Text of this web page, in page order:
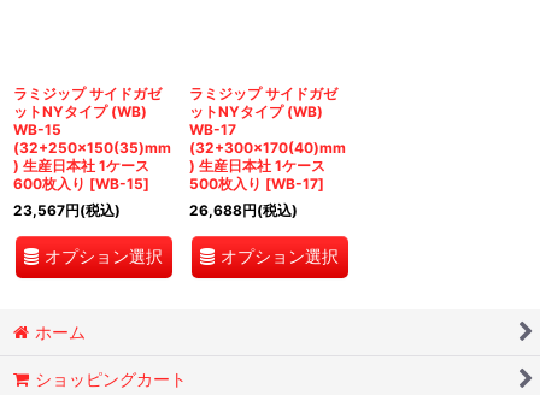
ラミジップ サイドガゼ
ットNYタイプ (WB)
WB-15
(32+250×150(35)mm
) 生産日本社 1ケース
600枚入り [WB-15]
23,567円(税込)
オプション選択
ラミジップ サイドガゼ
ットNYタイプ (WB)
WB-17
(32+300×170(40)mm
) 生産日本社 1ケース
500枚入り [WB-17]
26,688円(税込)
オプション選択
ホーム
ショッピングカート